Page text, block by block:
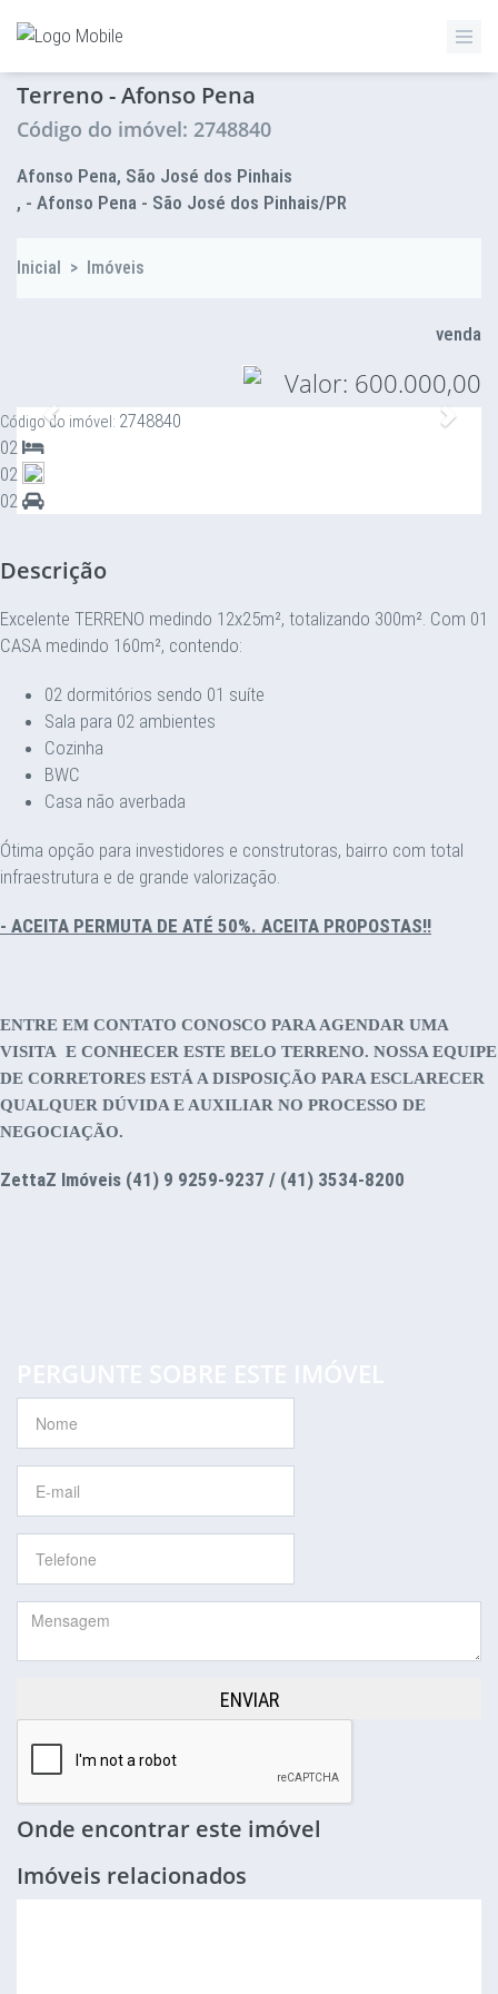
Terreno - Afonso Pena
Código do imóvel: 2748840
Afonso Pena, São José dos Pinhais
, - Afonso Pena - São José dos Pinhais/PR
Inicial > Imóveis
venda
Valor: 600.000,00
Anterior
Código do imóvel: 2748840
02
02
02
Descrição
Excelente TERRENO medindo 12x25m², totalizando 300m². Com 01
CASA medindo 160m², contendo:
02 dormitórios sendo 01 suíte
Sala para 02 ambientes
Cozinha
BWC
Casa não averbada
Ótima opção para investidores e construtoras, bairro com total
infraestrutura e de grande valorização.
- ACEITA PERMUTA DE ATÉ 50%. ACEITA PROPOSTAS!!
ENTRE EM CONTATO CONOSCO PARA AGENDAR UMA
VISITA E CONHECER ESTE BELO TERRENO. NOSSA EQUIPE
DE CORRETORES ESTÁ A DISPOSIÇÃO PARA ESCLARECER
QUALQUER DÚVIDA E AUXILIAR NO PROCESSO DE
NEGOCIAÇÃO.
ZettaZ Imóveis (41) 9 9259-9237 / (41) 3534-8200
ENVIAR
Onde encontrar este imóvel
Imóveis relacionados